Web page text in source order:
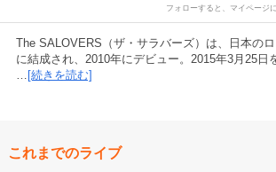
フォローすると、マイページ
The SALOVERS（ザ・サラバーズ）は、日本の
に結成され、2010年にデビュー。2015年3月25日
… [続きを読む]
これまでのライブ